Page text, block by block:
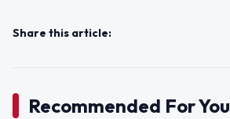
Share this article:
Recommended For You